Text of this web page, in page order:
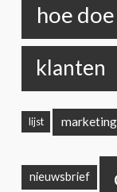
hoe
klanten
lijst marketing
nieuwsbrief